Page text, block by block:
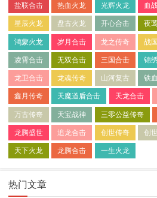
盐联合击 热血火龙 光辉火龙 血
星辰火龙 盘古火龙 开心合击 夜
鸿蒙火龙 岁月合击 龙之传奇 战
凌霄合击 无双合击 三国合击 锦
龙卫合击 龙魂传奇 山河复古 铁
鑫月传奇 天魔道盾合击 天龙合击
万古传奇 天宝战神 三零公益传奇
龙腾盛世 追龙合击 创世传奇 创
天下火龙 龙腾合击 一生火龙
热门文章